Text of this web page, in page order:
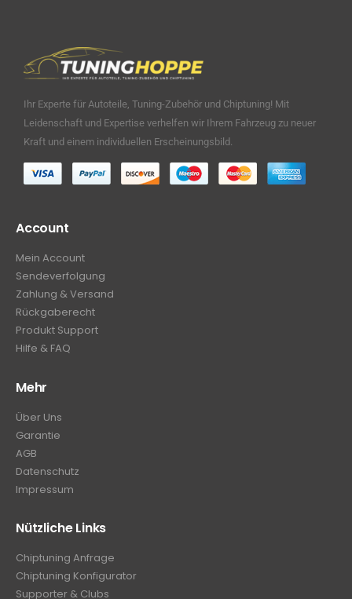
Ihr Experte für Autoteile, Tuning-Zubehör und Chiptuning! Mit
Leidenschaft und Expertise verhelfen wir Ihrem Fahrzeug zu neuer
Kraft und einem individuellen Erscheinungsbild.
Account
Mein Account
Sendeverfolgung
Zahlung & Versand
Rückgaberecht
Produkt Support
Hilfe & FAQ
Mehr
Über Uns
Garantie
AGB
Datenschutz
Impressum
Nützliche Links
Chiptuning Anfrage
Chiptuning Konfigurator
Supporter & Clubs